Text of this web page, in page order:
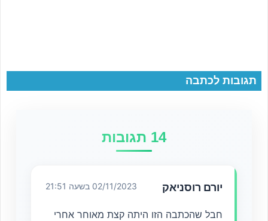
תגובות לכתבה
14 תגובות
יורם רוסניאק 02/11/2023 בשעה 21:51
חבל שהכתבה הזו היתה קצת מאוחר אחרי